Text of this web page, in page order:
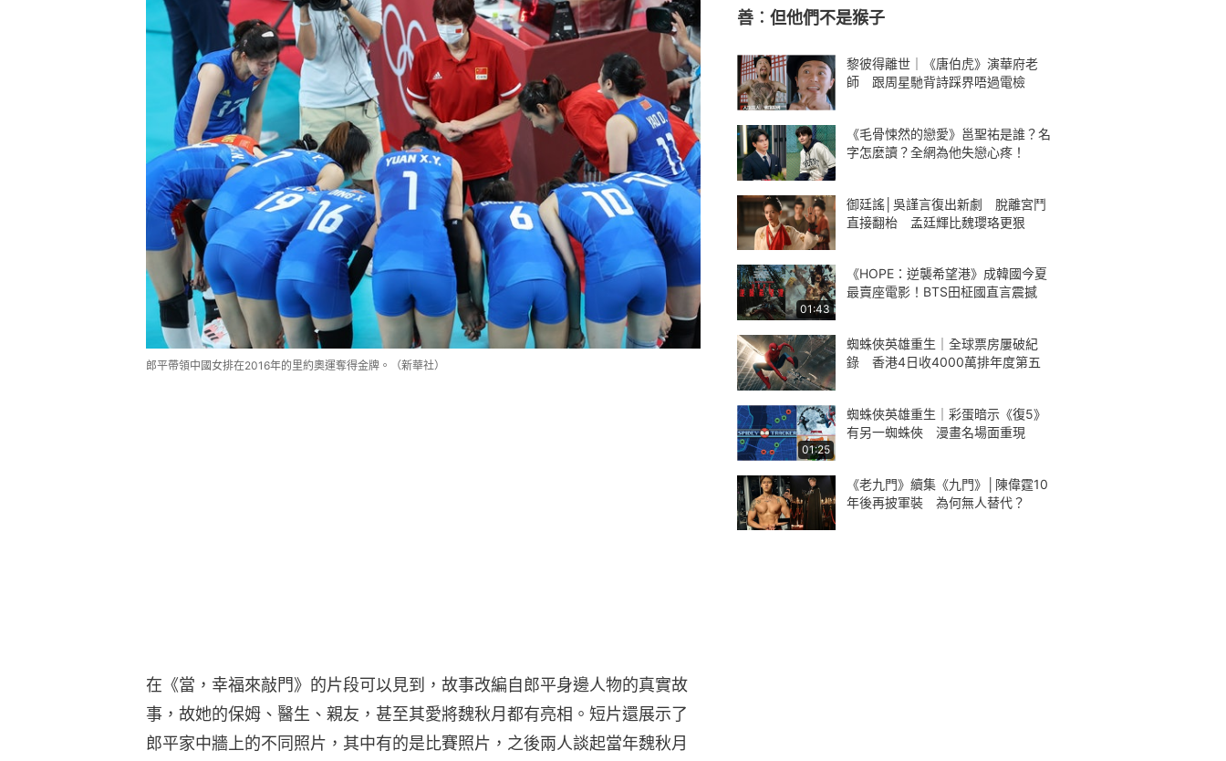
郎平帶領中國女排在2016年的里約奧運奪得金牌。（新華社）
在《當，幸福來敲門》的片段可以見到，故事改編自郎平身邊人物的真實故
事，故她的保姆、醫生、親友，甚至其愛將魏秋月都有亮相。短片還展示了
郎平家中牆上的不同照片，其中有的是比賽照片，之後兩人談起當年魏秋月
善︰但他們不是猴子
黎彼得離世｜《唐伯虎》演華府老
師 跟周星馳背詩踩界唔過電檢
《毛骨悚然的戀愛》邕聖祐是誰？名
字怎麼讀？全網為他失戀心疼！
御廷謠│吳謹言復出新劇 脫離宮鬥
直接翻枱 孟廷輝比魏瓔珞更狠
01:43
《HOPE：逆襲希望港》成韓國今夏
最賣座電影！BTS田柾國直言震撼
蜘蛛俠英雄重生｜全球票房屢破紀
錄 香港4日收4000萬排年度第五
01:25
蜘蛛俠英雄重生｜彩蛋暗示《復5》
有另一蜘蛛俠 漫畫名場面重現
《老九門》續集《九門》│陳偉霆10
年後再披軍裝 為何無人替代？